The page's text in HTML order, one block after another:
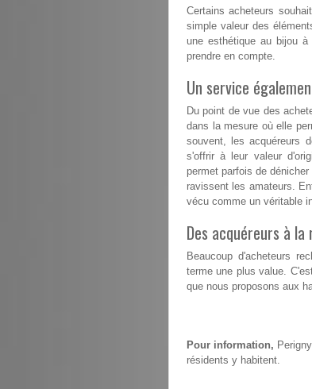
Certains acheteurs
simple valeur des
une esthétique au bijou
prendre en compte.
Un service
Du point de vue des
dans la mesure où elle
souvent, les acquéreurs
s'offrir à leur valeur
permet parfois de
ravissent les amateurs.
vécu comme un véritable
Des acquéreurs à
Beaucoup d'acheteurs
terme une plus value.
que nous proposons aux
Pour information,
résidents y habitent.